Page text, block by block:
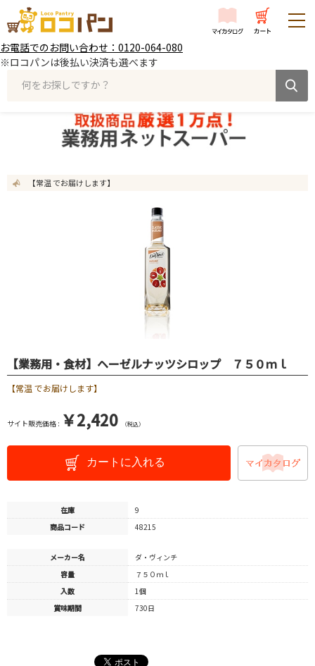
お電話でのお問い合わせ：0120-064-080
※ロコパンは後払い決済も選べます
何をお探しですか？
【常温 でお届けします】
【業務用・食材】ヘーゼルナッツシロップ ７５０ｍｌ
【常温 でお届けします】
サイト販売価格 : ￥2,420 （税込）
カートに入れる
在庫
9
商品コード
48215
メーカー名
ダ・ヴィンチ
容量
７５０ｍｌ
入数
1個
賞味期間
730日